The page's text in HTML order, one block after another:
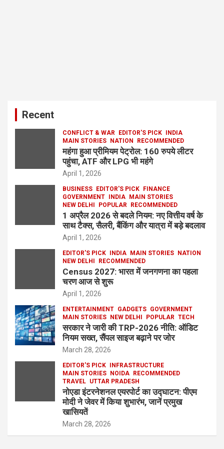
Recent
CONFLICT & WAR EDITOR'S PICK
INDIA
MAIN STORIES
NATION RECOMMENDED
महंगा हुआ प्रीमियम पेट्रोल: 160 रुपये लीटर
पहुंचा, ATF और LPG भी महंगे
April 1, 2026
BUSINESS EDITOR'S PICK
FINANCE
GOVERNMENT
INDIA
MAIN STORIES
NEW DELHI
POPULAR RECOMMENDED
1 अप्रैल 2026 से बदले नियम: नए वित्तीय वर्ष के
साथ टैक्स, सैलरी, बैंकिंग और यात्रा में बड़े बदलाव
April 1, 2026
EDITOR'S PICK INDIA MAIN STORIES
NATION
NEW DELHI
RECOMMENDED
Census 2027: भारत में जनगणना का पहला
चरण आज से शुरू
April 1, 2026
ENTERTAINMENT GADGETS GOVERNMENT
MAIN STORIES
NEW DELHI POPULAR TECH
सरकार ने जारी की TRP-2026 नीति: ऑडिट
नियम सख्त, सैंपल साइज बढ़ाने पर जोर
March 28, 2026
EDITOR'S PICK
INFRASTRUCTURE
MAIN STORIES
NOIDA
RECOMMENDED
TRAVEL UTTAR PRADESH
नोएडा इंटरनेशनल एयरपोर्ट का उद्घाटन: पीएम
मोदी ने जेवर में किया शुभारंभ, जानें प्रमुख
खासियतें
March 28, 2026